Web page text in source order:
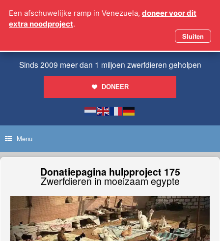
naar
Sinds 2009 meer dan 1 miljoen zwerfdieren geholpen
DONEER
Menu
Donatiepagina hulpproject 175
Zwerfdieren in moeizaam egypte
Een afschuwelijke ramp in Venezuela, doneer voor dit
extra noodproject.
Sluiten